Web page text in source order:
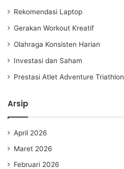
Rekomendasi Laptop
Gerakan Workout Kreatif
Olahraga Konsisten Harian
Investasi dan Saham
Prestasi Atlet Adventure Triathlon
Arsip
April 2026
Maret 2026
Februari 2026